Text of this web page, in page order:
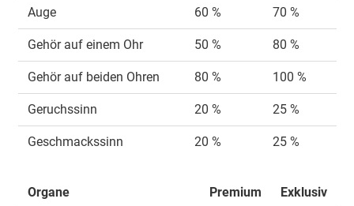
Auge 60 % 70 %
Gehör auf einem Ohr 50 % 80 %
Gehör auf beiden Ohren 80 % 100 %
Geruchssinn 20 % 25 %
Geschmackssinn 20 % 25 %
Organe Premium Exklusiv